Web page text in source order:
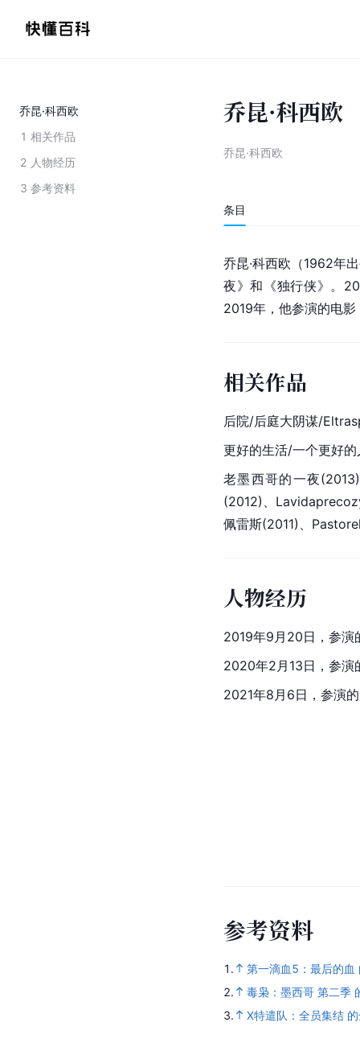
乔昆·科西欧
1 相关作品
2 人物经历
3 参考资料
乔昆·科西欧
乔昆·科西欧
条目
乔昆·科西欧（1962年
夜》和《独行侠》。
2019年，他参演的电影
相关作品
后院/后庭大阴谋/
更好的生活/一个更好
老墨西哥的一夜
(2012)、
佩雷斯(2011)、
人物经历
2019年9月20日，参演
2020年2月13日，参演
2021年8月6日，参演
参考资料
1.
第一滴血5：最后的血
2.
毒枭：墨西哥 第二季
3.
X特遣队：全员集结